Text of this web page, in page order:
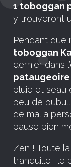
1 toboggan
y trouveront
Pendant que
toboggan
dernier dans
pataugeoire
pluie et seau
peu de
de mal à
pause bien
Zen ! Toute
tranquille : le